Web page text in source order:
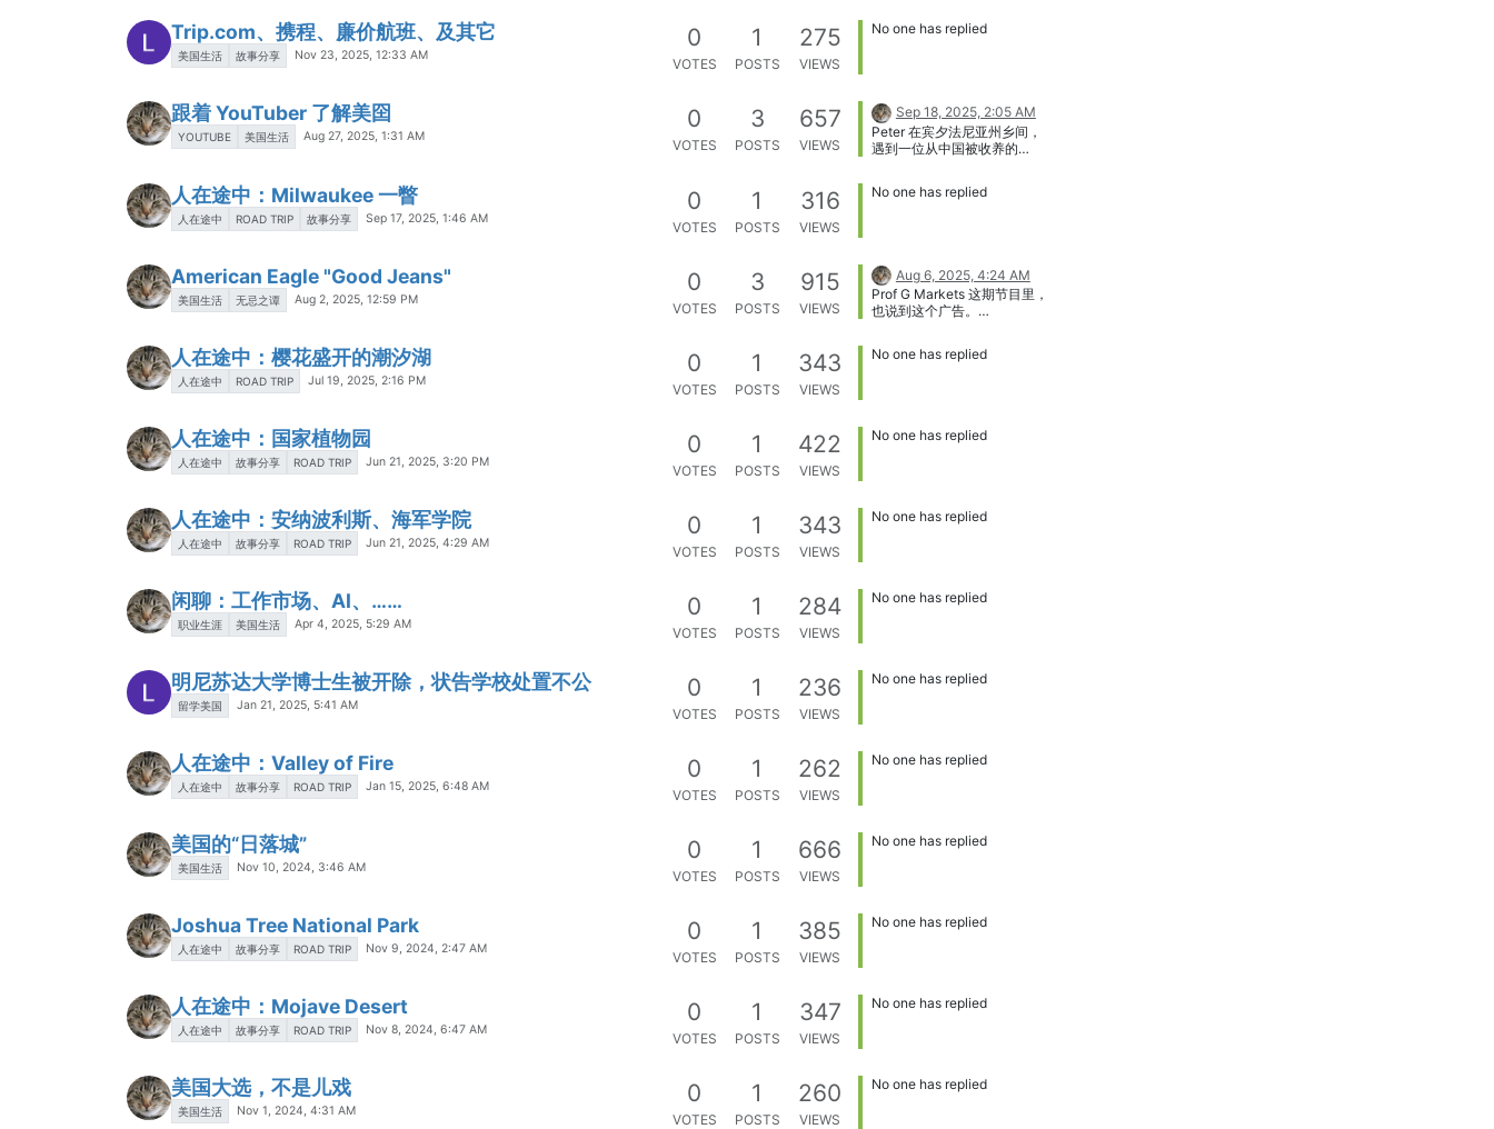
Trip.com、携程、廉价航班、及其它
美国生活 故事分享 Nov 23, 2025, 12:33 AM
0
VOTES
1
POSTS
275
VIEWS
No one has replied
跟着 YouTuber 了解美囶
YOUTUBE 美国生活 Aug 27, 2025, 1:31 AM
0
VOTES
3
POSTS
657
VIEWS
Sep 18, 2025, 2:05 AM
Peter 在宾夕法尼亚州乡间，
遇到一位从中国被收养的
As?
（Mennonite）、等等不同社
区，俺也开车经过过不少地
方，但除了 Hershey、
Harrisburg 有限的几个小城，
人在途中：Milwaukee 一瞥
人在途中 ROAD TRIP 故事分享 Sep 17, 2025, 1:46 AM
0
VOTES
1
POSTS
316
VIEWS
No one has replied
American Eagle "Good Jeans"
美国生活 无忌之谭 Aug 2, 2025, 12:59 PM
0
VOTES
3
POSTS
915
VIEWS
Aug 6, 2025, 4:24 AM
Prof G Markets 这期节目里，
也说到这个广告。
si=vLWNmlm5rsIb9sKV&t=1
牛仔裤真有那么热销吗？节目
里说这家公司 2025 年第一季
人在途中：樱花盛开的潮汐湖
人在途中 ROAD TRIP Jul 19, 2025, 2:16 PM
0
VOTES
1
POSTS
343
VIEWS
No one has replied
人在途中：国家植物园
人在途中 故事分享 ROAD TRIP Jun 21, 2025, 3:20 PM
0
VOTES
1
POSTS
422
VIEWS
No one has replied
人在途中：安纳波利斯、海军学院
人在途中 故事分享 ROAD TRIP Jun 21, 2025, 4:29 AM
0
VOTES
1
POSTS
343
VIEWS
No one has replied
闲聊：工作市场、AI、……
职业生涯 美国生活 Apr 4, 2025, 5:29 AM
0
VOTES
1
POSTS
284
VIEWS
No one has replied
明尼苏达大学博士生被开除，状告学校处置不公
留学美国 Jan 21, 2025, 5:41 AM
0
VOTES
1
POSTS
236
VIEWS
No one has replied
人在途中：Valley of Fire
人在途中 故事分享 ROAD TRIP Jan 15, 2025, 6:48 AM
0
VOTES
1
POSTS
262
VIEWS
No one has replied
美国的“日落城”
美国生活 Nov 10, 2024, 3:46 AM
0
VOTES
1
POSTS
666
VIEWS
No one has replied
Joshua Tree National Park
人在途中 故事分享 ROAD TRIP Nov 9, 2024, 2:47 AM
0
VOTES
1
POSTS
385
VIEWS
No one has replied
人在途中：Mojave Desert
人在途中 故事分享 ROAD TRIP Nov 8, 2024, 6:47 AM
0
VOTES
1
POSTS
347
VIEWS
No one has replied
美国大选，不是儿戏
美国生活 Nov 1, 2024, 4:31 AM
0
VOTES
1
POSTS
260
VIEWS
No one has replied